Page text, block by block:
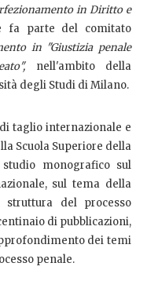
in Diritto e
fa parte del comitato
in "Giustizia penale
nell'ambito della
degli Studi di Milano.
taglio internazionale e
Scuola Superiore della
monografico sul
sul tema della
del processo
di pubblicazioni,
dei temi
penale.